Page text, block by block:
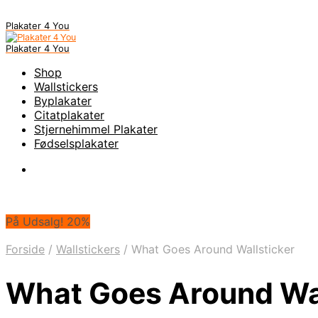
Plakater 4 You
Plakater 4 You
Shop
Wallstickers
Byplakater
Citatplakater
Stjernehimmel Plakater
Fødselsplakater
På Udsalg! 20%
Forside / Wallstickers / What Goes Around Wallsticker
What Goes Around